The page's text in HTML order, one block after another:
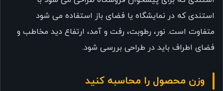
استندی که در نمایشگاه یا فضای باز استفاده می شود
متفاوت است. نور، رطوبت، رفت و آمد، ارتفاع دید مخاطب و
فضای اطراف باید در طراحی بررسی شود.
وزن محصول را محاسبه کنید